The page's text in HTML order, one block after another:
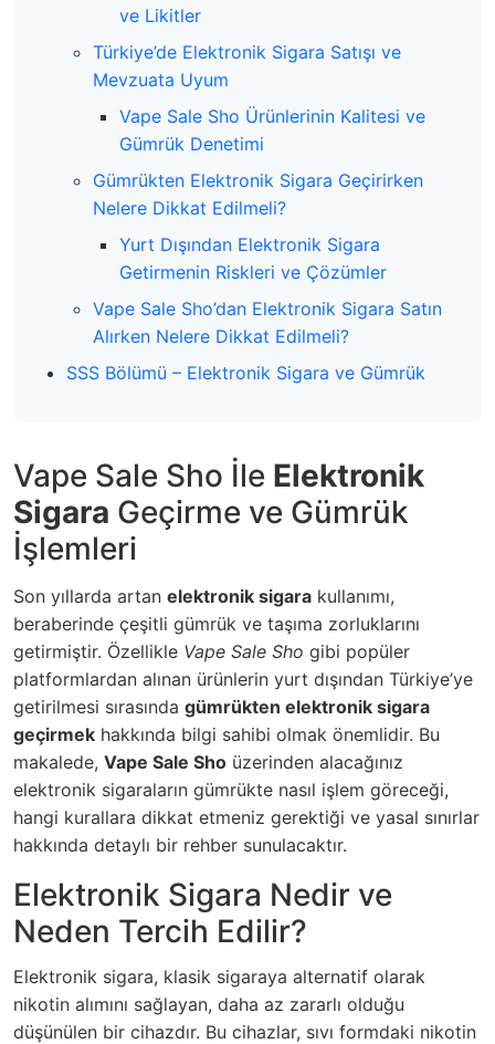
ve Likitler
Türkiye’de Elektronik Sigara Satışı ve
Mevzuata Uyum
Vape Sale Sho Ürünlerinin Kalitesi ve
Gümrük Denetimi
Gümrükten Elektronik Sigara Geçirirken
Nelere Dikkat Edilmeli?
Yurt Dışından Elektronik Sigara
Getirmenin Riskleri ve Çözümler
Vape Sale Sho’dan Elektronik Sigara Satın
Alırken Nelere Dikkat Edilmeli?
SSS Bölümü – Elektronik Sigara ve Gümrük
Vape Sale Sho İle Elektronik
Sigara Geçirme ve Gümrük
İşlemleri
Son yıllarda artan elektronik sigara kullanımı,
beraberinde çeşitli gümrük ve taşıma zorluklarını
getirmiştir. Özellikle Vape Sale Sho gibi popüler
platformlardan alınan ürünlerin yurt dışından Türkiye’ye
getirilmesi sırasında gümrükten elektronik sigara
geçirmek hakkında bilgi sahibi olmak önemlidir. Bu
makalede, Vape Sale Sho üzerinden alacağınız
elektronik sigaraların gümrükte nasıl işlem göreceği,
hangi kurallara dikkat etmeniz gerektiği ve yasal sınırlar
hakkında detaylı bir rehber sunulacaktır.
Elektronik Sigara Nedir ve
Neden Tercih Edilir?
Elektronik sigara, klasik sigaraya alternatif olarak
nikotin alımını sağlayan, daha az zararlı olduğu
düşünülen bir cihazdır. Bu cihazlar, sıvı formdaki nikotin